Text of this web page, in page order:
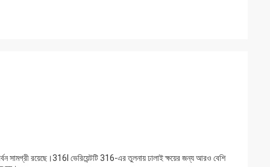
সামগ্রী রয়েছে।316l ভেরিয়েন্টটি 316-এর তুলনায় ঢালাই ক্ষয়ের জন্য আরও বেশি